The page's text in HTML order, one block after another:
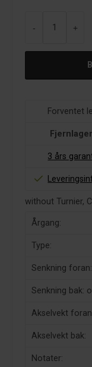
- +
Forventet
Fjernlager
3 års
without Turnier,
Årgang:
Type:
Senkning
Senkning bak:
Akselvekt
Akselvekt bak:
Notater: